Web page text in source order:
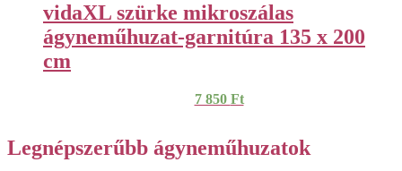
vidaXL szürke mikroszálas
ágyneműhuzat-garnitúra 135 x 200
cm
7 850 Ft
Legnépszerűbb ágyneműhuzatok